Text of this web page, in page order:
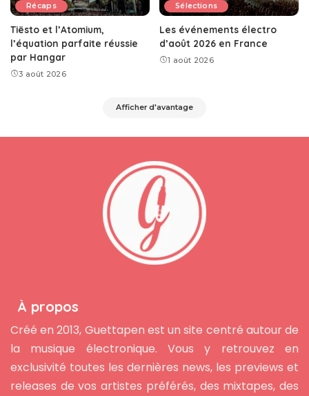
Récaps
Tiësto et l’Atomium,
l’équation parfaite réussie
par Hangar
3 août 2026
Sélections
Les événements électro
d’août 2026 en France
1 août 2026
Afficher d'avantage
À propos
Créé en 2013, Guettapen est un site centré autour de
la musique électronique. Vous y retrouvez en
exclusivité toutes les dernières news, les previews et
releases de vos artistes préférés, des mixtapes, des